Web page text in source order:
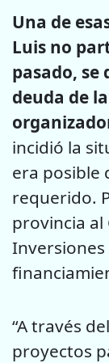
Una de
Luis no
pasado,
deuda de
incidió la
era posible
requerido.
provincia al
Inversiones
“A través
proyectos